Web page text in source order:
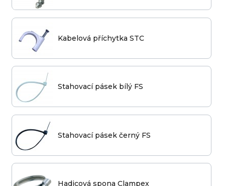
Kabelová příchytka STC
Stahovací pásek bílý FS
Stahovací pásek černý FS
Hadicová spona Clampex